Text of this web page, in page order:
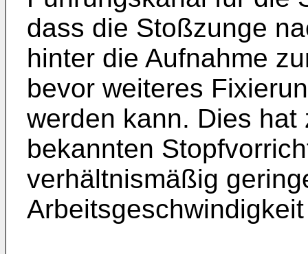
dass die Stoßzunge
hinter die Aufnahme
bevor weiteres
werden kann. Dies
bekannten
verhältnismäßig